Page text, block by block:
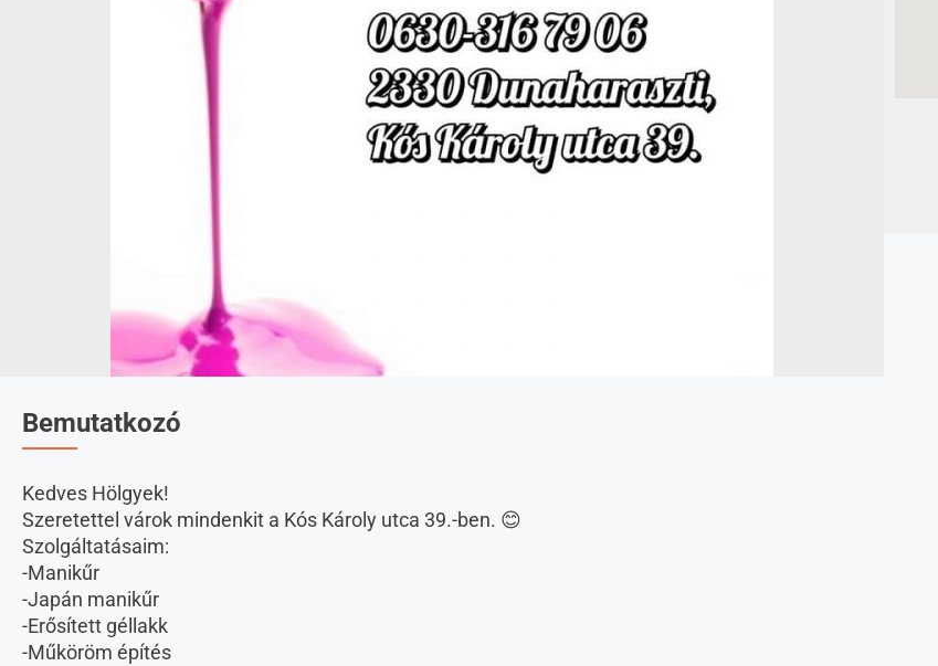
Bemutatkozó
Kedves Hölgyek!
Szeretettel várok mindenkit a Kós Károly utca 39.-ben. 😊
Szolgáltatásaim:
-Manikűr
-Japán manikűr
-Erősített géllakk
-Műköröm építés